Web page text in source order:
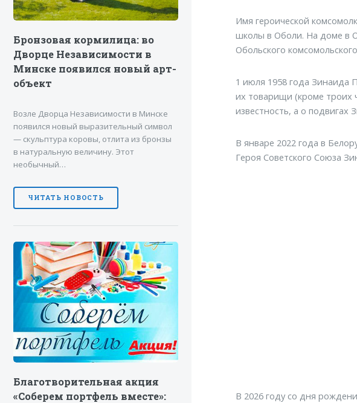
Имя героической
школы в Оболи. На доме в
Обольского
1 июля 1958 года Зинаида
их товарищи (кроме троих
известность, а о подвигах
В январе 2022 года в
Героя Советского Союза
В 2026 году со дня
Бронзовая кормилица: во
Дворце Независимости в
Минске появился новый арт-
объект
Возле Дворца Независимости в Минске
появился новый выразительный символ
— скульптура коровы, отлита из бронзы
в натуральную величину. Этот
необычный…
ЧИТАТЬ НОВОСТЬ
Благотворительная акция
«Соберем портфель вместе»: